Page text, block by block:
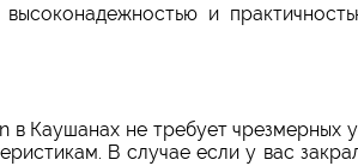
и
Каушанах не требует чрезмерных
В случае если у вас